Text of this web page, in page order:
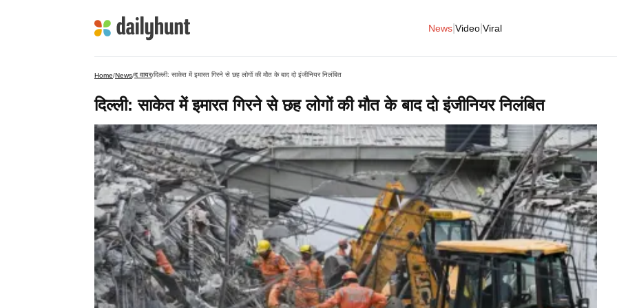
News Video Viral
Home/News/द वायर/दिल्ली: साकेत में इमारत गिरने से छह लोगों की मौत के बाद दो इंजीनियर निलंबित
दिल्ली: साकेत में इमारत गिरने से छह लोगों की मौत के बाद दो इंजीनियर निलंबित